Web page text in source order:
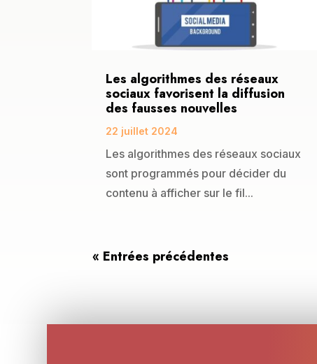
Les algorithmes des réseaux
sociaux favorisent la diffusion
des fausses nouvelles
22 juillet 2024
Les algorithmes des réseaux sociaux
sont programmés pour décider du
contenu à afficher sur le fil...
« Entrées précédentes